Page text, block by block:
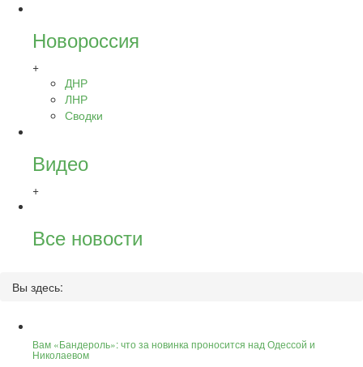
Новороссия
+
ДНР
ЛНР
Сводки
Видео
+
Все новости
Вы здесь:
Вам «Бандероль»: что за новинка проносится над Одессой и
Николаевом